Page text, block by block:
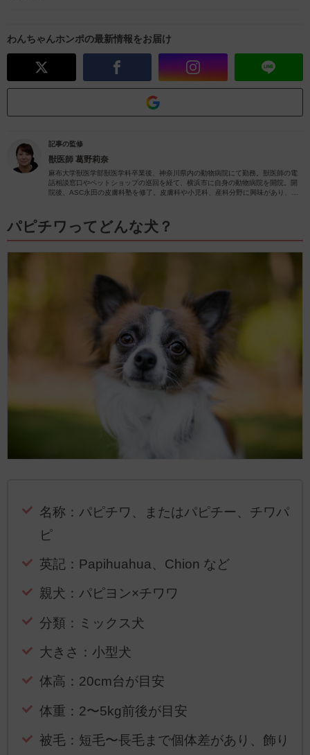
わんちゃんホンポの最新情報をお届け
記事の監修
獣医師 葛野莉奈
麻布大学獣医学部獣医学科卒業後、神奈川県内の動物病院にて勤務。獣医師の電
話相談窓口やペットショップの巡回を経て、横浜市に自身の動物病院を開院。開
院後、ASC永田の皮膚科塾を修了。皮膚科や小児科、産科分野に興味があり、
パピチワってどんな犬？
名称：パピチワ、またはパピチー、チワパ
ピ
英記：Papihuahua、Chion など
親犬：パピヨン×チワワ
分類：ミックス犬
大きさ：小型犬
体高：20cm台が目安
体重：2〜5kg前後が目安
被毛：短毛〜長毛まで個体差があり、飾り